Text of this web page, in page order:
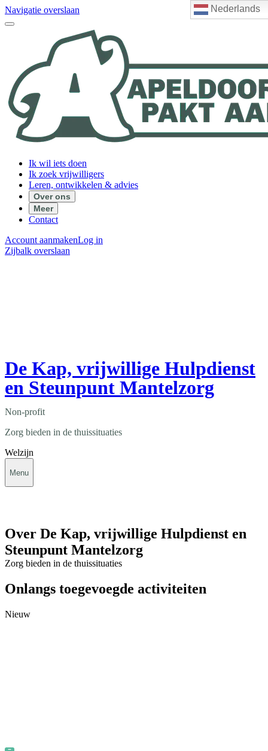
Nederlands
Navigatie overslaan
Ik wil iets doen
Ik zoek vrijwilligers
Leren, ontwikkelen & advies
Over ons
Meer
Contact
Account aanmakenLog in
Zijbalk overslaan
De Kap, vrijwillige Hulpdienst
en Steunpunt Mantelzorg
Non-profit
Zorg bieden in de thuissituaties
Welzijn
Menu
Over De Kap, vrijwillige Hulpdienst en
Steunpunt Mantelzorg
Zorg bieden in de thuissituaties
Onlangs toegevoegde activiteiten
Nieuw